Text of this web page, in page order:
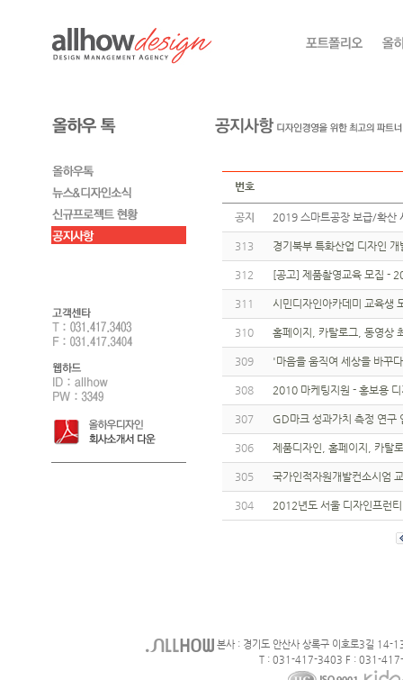
번호
공지 2019 스마트공장 보급/확
313 경기북부 특화산업 디자인
312 [공고] 제품촬영교육 모집 -
311 시민디자인아카데미 교육생
310 홈페이지, 카탈로그, 동영
309 '마음을 움직여 세상을 바꾸
308 2010 마케팅지원 - 홍보용
307 GD마크 성과가치 측정 연구
306 제품디자인, 홈페이지, 카
305 국가인적자원개발컨소시엄
304 2012년도 서울 디자인프런
본사 : 경기도 안산사 상록구 이호로3길 14-
T : 031-417-3403 F : 031-